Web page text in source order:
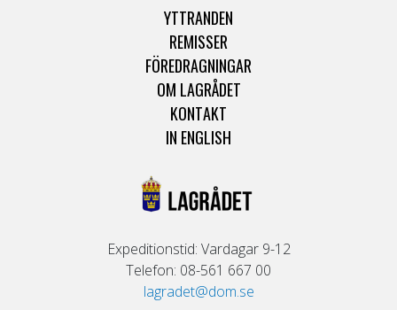
YTTRANDEN
REMISSER
FÖREDRAGNINGAR
OM LAGRÅDET
KONTAKT
IN ENGLISH
Expeditionstid: Vardagar 9-12
Telefon: 08-561 667 00
lagradet@dom.se